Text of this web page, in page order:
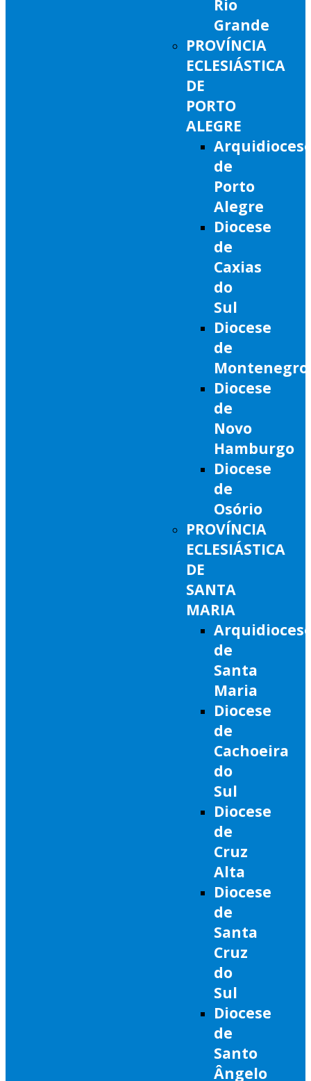
Rio
Grande
PROVÍNCIA
ECLESIÁSTICA
DE
PORTO
ALEGRE
de
Porto
Alegre
Diocese
de
Caxias
do
Sul
Diocese
de
Montenegro
Diocese
de
Novo
Hamburgo
Diocese
de
Osório
PROVÍNCIA
ECLESIÁSTICA
DE
SANTA
MARIA
de
Santa
Maria
Diocese
de
Cachoeira
do
Sul
Diocese
de
Cruz
Alta
Diocese
de
Santa
Cruz
do
Sul
Diocese
de
Santo
Ângelo